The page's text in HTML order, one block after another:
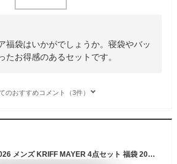
福袋はいかがでしょうか。寝袋やバッ
たお得感のあるセットです。
のおすすめコメント（3件）
クリフメイヤー 福袋 2026 メンズ KRIFF MAYER 4点セット 福袋 2026年 軽撥水中綿マウンテンパーカー 中綿ベスト クルーネックスウェット プリントロンT 春秋冬 XL 男性 大人 新春福袋【km2026】